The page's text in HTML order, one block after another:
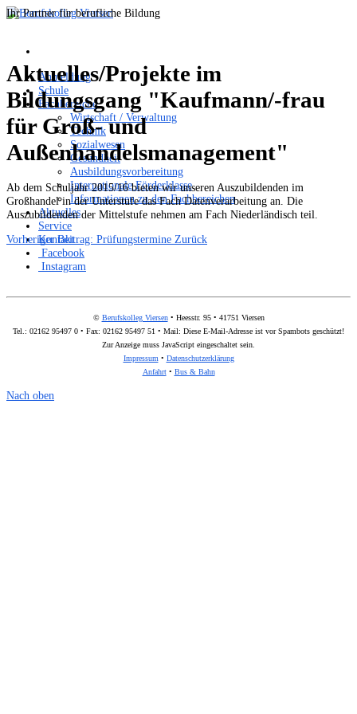
Ihr Partner für berufliche Bildung
Anmeldung
Schule
Fachbereiche
Wirtschaft / Verwaltung
Technik
Sozialwesen
Gesundheit
Ausbildungsvorbereitung
Internationale Förderklasse
Informationen zu den Fachbereichen
Aktuelles
Service
Kontakt
Facebook
Instagram
Aktuelles/Projekte im
Bildungsgang "Kaufmann/-frau
für Groß- und
Außenhandelsmanagement"
Ab dem Schuljahr 2015/16 bieten wir unseren Auszubildenden im
Großhandel in der Unterstufe das Fach Datenverarbeitung an. Die
Auszubildenden der Mittelstufe nehmen am Fach Niederländisch teil.
Vorheriger Beitrag: Prüfungstermine Zurück
© Berufskolleg Viersen• Heesstr. 95 • 41751 Viersen
Tel.: 02162 95497 0 • Fax: 02162 95497 51 • Mail: Diese E-Mail-Adresse ist vor Spambots geschützt!
Zur Anzeige muss JavaScript eingeschaltet sein.
Impressum • Datenschutzerklärung
Anfahrt• Bus & Bahn
Nach oben